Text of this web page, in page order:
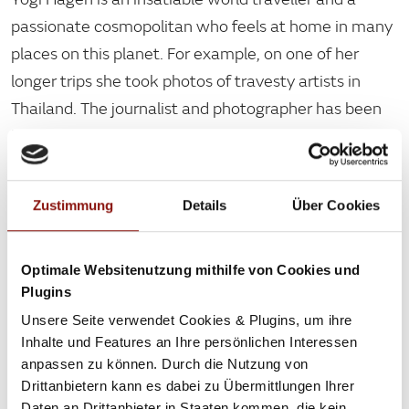
Zustimmung Details Über Cookies
Optimale Websitenutzung mithilfe von Cookies und
Plugins
Unsere Seite verwendet Cookies & Plugins, um ihre
Inhalte und Features an Ihre persönlichen Interessen
anpassen zu können. Durch die Nutzung von
Drittanbietern kann es dabei zu Übermittlungen Ihrer
passionate cosmopolitan who feels at home in many
places on this planet. For example, on one of her
longer trips she took photos of travesty artists in
Thailand. The journalist and photographer has been
fixed part of the queer community. She knows
party you should not miss and where you can enjoy
ALL ARTICLES
Prost, cheers and to
your health in